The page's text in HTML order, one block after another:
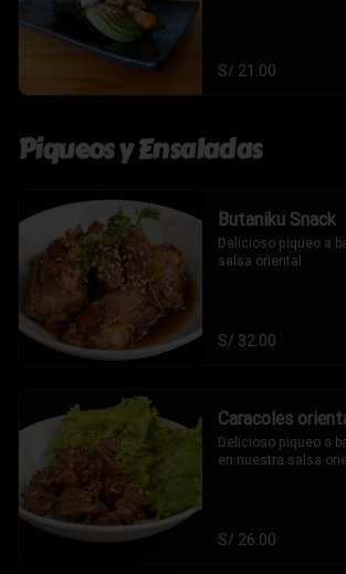
S/ 21.00
Piqueos y Ensaladas
Butaniku Snack
Delicioso piqueo a
salsa oriental
S/ 32.00
Caracoles
Delicioso piqueo a
en nuestra salsa
S/ 26.00